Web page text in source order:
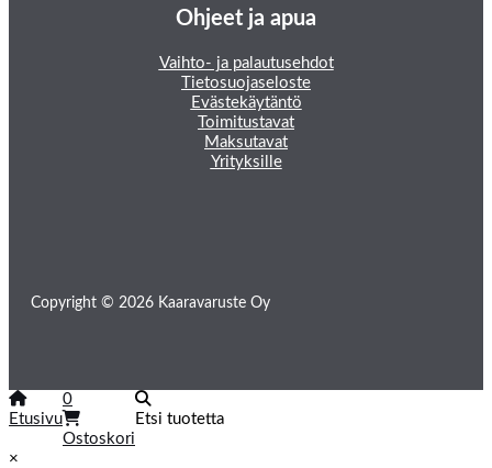
Ohjeet ja apua
Vaihto- ja palautusehdot
Tietosuojaseloste
Evästekäytäntö
Toimitustavat
Maksutavat
Yrityksille
Copyright © 2026 Kaaravaruste Oy
Etusivu
0
Ostoskori
Etsi tuotetta
×